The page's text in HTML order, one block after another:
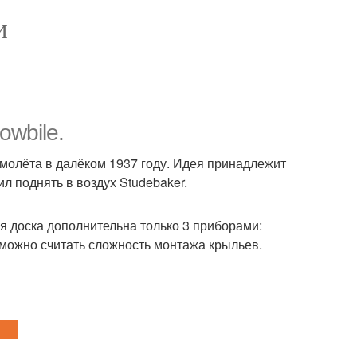
в далёком 1937 году. Идея принадлежит
поднять в воздух Studebaker.
дополнительна только 3 приборами:
считать сложность монтажа крыльев.